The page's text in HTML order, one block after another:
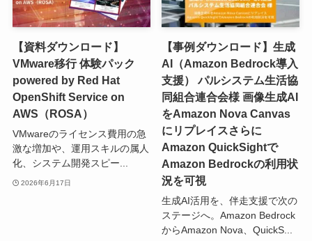
【資料ダウンロード】
VMware移行 体験パック
powered by Red Hat
OpenShift Service on
AWS（ROSA）
VMwareのライセンス費用の急
激な増加や、運用スキルの属人
化、システム開発スピー...
2026年6月17日
【事例ダウンロード】生成
AI（Amazon Bedrock導入
支援） パルシステム生活協
同組合連合会様 画像生成AI
をAmazon Nova Canvas
にリプレイスさらに
Amazon QuickSightで
Amazon Bedrockの利用状
況を可視
生成AI活用を、伴走支援で次の
ステージへ。Amazon Bedrock
からAmazon Nova、QuickS...